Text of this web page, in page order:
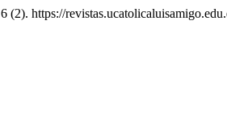
6 (2). https://